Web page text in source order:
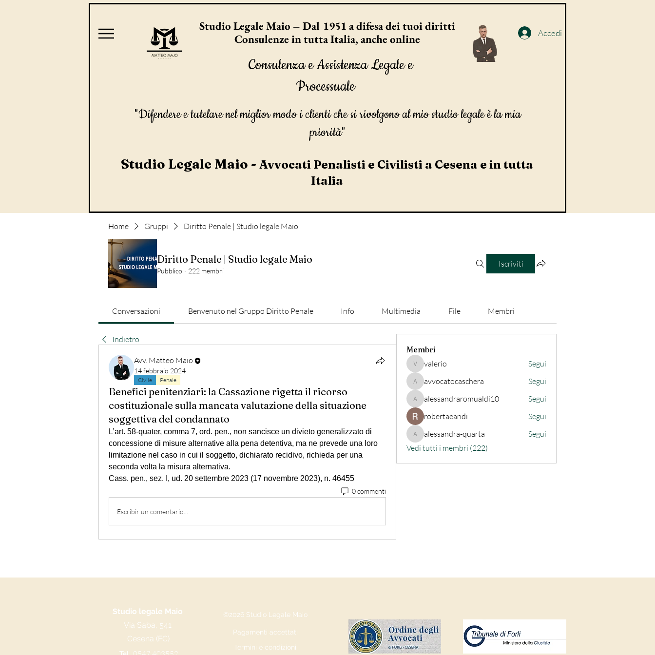
Studio Legale Maio – Dal 1951 a difesa dei tuoi diritti
Consulenze in tutta Italia, anche online
Consulenza e Assistenza Legale e
Processuale
Accedi
"Difendere e tutelare nel miglior modo i clienti che si rivolgono al mio studio legale è la mia
priorità"
Studio Legale Maio - Avvocati Penalisti e Civilisti a Cesena e in tutta
Italia
Home Gruppi Diritto Penale | Studio legale Maio
Diritto Penale | Studio legale Maio
Pubblico · 222 membri
Iscriviti
Conversazioni Benvenuto nel Gruppo Diritto Penale Info Multimedia File Membri
Indietro
Avv. Matteo Maio
14 febbraio 2024
Civile Penale
Benefici penitenziari: la Cassazione rigetta il ricorso
costituzionale sulla mancata valutazione della situazione
soggettiva del condannato
L’art. 58-quater, comma 7, ord. pen., non sancisce un divieto generalizzato di
concessione di misure alternative alla pena detentiva, ma ne prevede una loro
limitazione nel caso in cui il soggetto, dichiarato recidivo, richieda per una
seconda volta la misura alternativa.
Cass. pen., sez. I, ud. 20 settembre 2023 (17 novembre 2023), n. 46455
0 commenti
Escribir un comentario...
Membri
valeriovalerio Segui
avvocatocaschera
avvocatocaschera Segui
alessandraromualdi10
alessandraromualdi10
Segui
robertaeandi
Segui
alessandra-quarta
alessandra-quarta
Segui
Vedi tutti i membri (222)
Studio legale Maio
Via Saba, 541
Cesena (FC)
©2026 Studio Legale Maio
Pagamenti accettati
Termini e condizioni